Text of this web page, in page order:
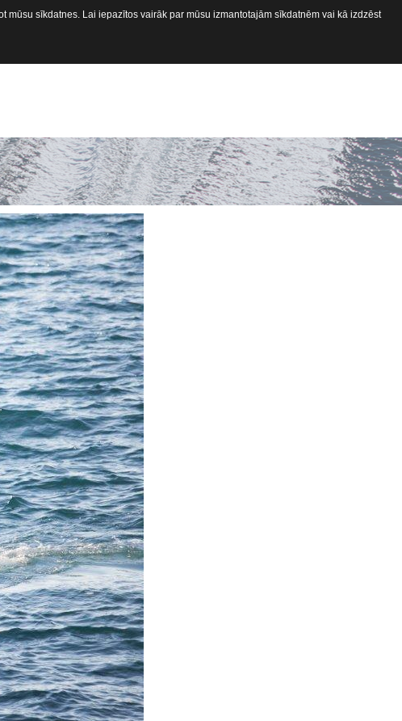
Piekabes Kontakti Aprīkojuma E-Veikals
sīkdatnes. Lai iepazītos vairāk par mūsu izmantotajām sīkdatnēm vai kā izdzēst